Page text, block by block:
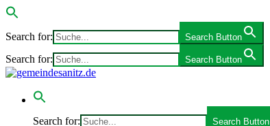
Search for: Search Button
Search for: Search Button
Search for: Search Button